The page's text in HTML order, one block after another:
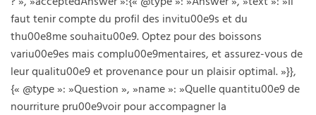
faut tenir compte du profil des invitu00e9s et du
thu00e8me souhaitu00e9. Optez pour des boissons
variu00e9es mais complu00e9mentaires, et assurez-vous de
leur qualitu00e9 et provenance pour un plaisir optimal. »}},
{« @type »: »Question », »name »: »Quelle quantitu00e9 de
nourriture pru00e9voir pour accompagner la